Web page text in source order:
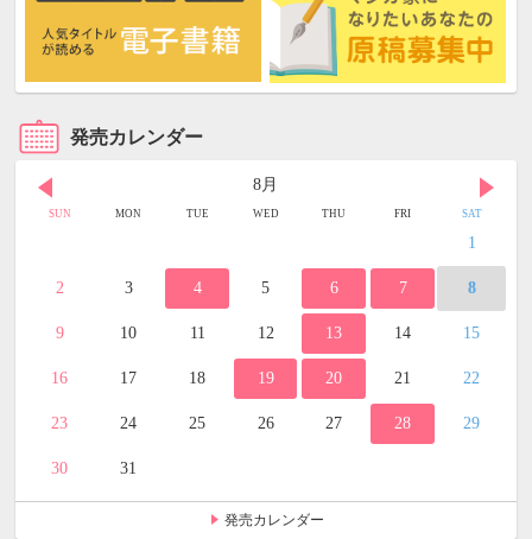
発売カレンダー
8月
SUN MON TUE WED THU FRI SAT
1
2 3 4 5 6 7 8
9 10 11 12 13 14 15
16 17 18 19 20 21 22
23 24 25 26 27 28 29
30 31
発売カレンダー